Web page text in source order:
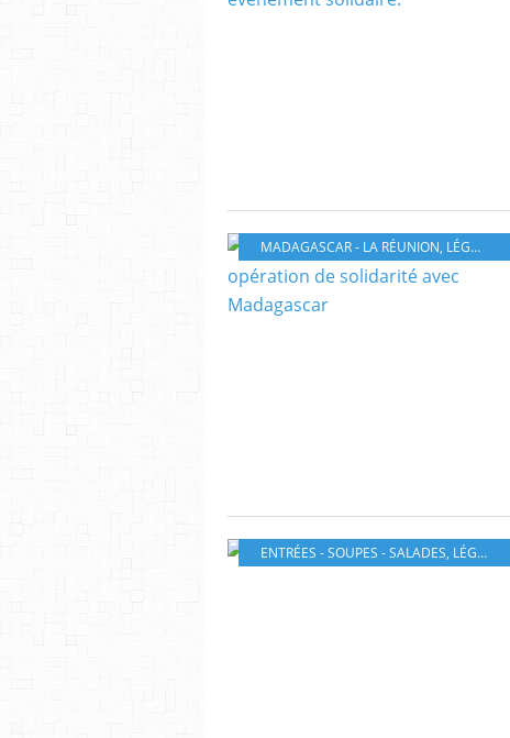
MADAGASCAR - LA RÉUNION, LÉGUMES
ENTRÉES - SOUPES - SALADES, LÉGUMES DE SAISON